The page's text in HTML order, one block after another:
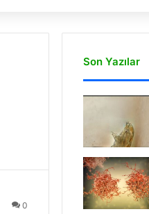
0
Son Yazılar